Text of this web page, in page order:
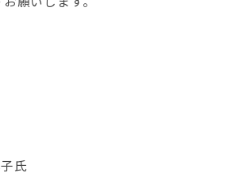
氏